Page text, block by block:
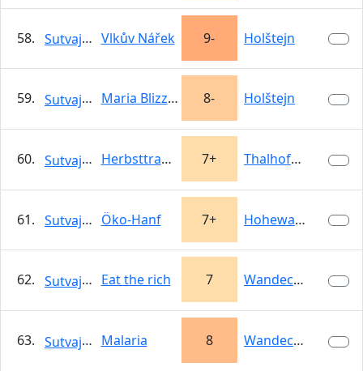
58. Sutvajka Vlkův Nářek 9- Holštejn
59. Sutvajka Maria Blizzard 8- Holštejn
60. Sutvajka Herbsttraum 7+ Thalhofer Grat
61. Sutvajka Öko-Hanf 7+ Hohewand
62. Sutvajka Eat the rich 7 Wandeck…
63. Sutvajka Malaria 8 Wandeck…